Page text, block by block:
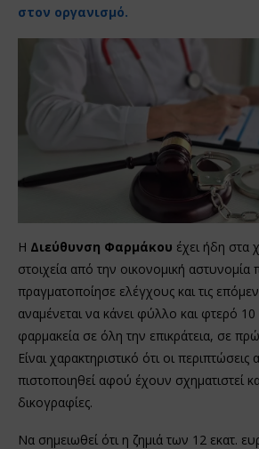
στον οργανισμό.
Η Διεύθυνση Φαρμάκου έχει ήδη στα
στοιχεία από την οικονομική αστυνομία
πραγματοποίησε ελέγχους και τις
αναμένεται να κάνει φύλλο και φτερό 10
φαρμακεία σε όλη την επικράτεια, σε
Είναι χαρακτηριστικό ότι οι
πιστοποιηθεί αφού έχουν σχηματιστεί
δικογραφίες.
Να σημειωθεί ότι η ζημιά των 12 εκατ.